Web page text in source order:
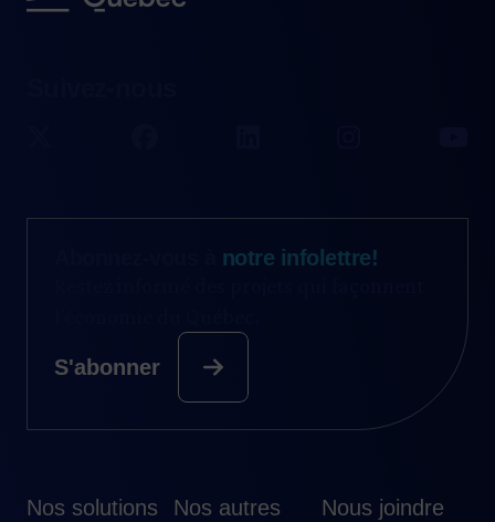
Nos solutions
Nos autres
Nous joindre
notre infolettre!
S'abonner